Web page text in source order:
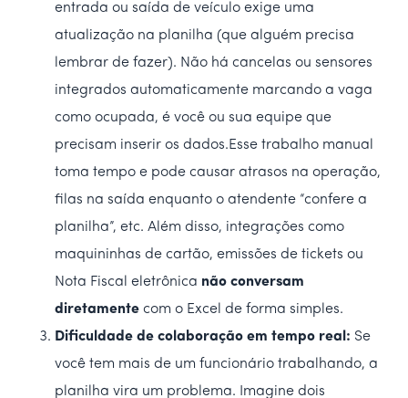
entrada ou saída de veículo exige uma
atualização na planilha (que alguém precisa
lembrar de fazer). Não há cancelas ou sensores
integrados automaticamente marcando a vaga
como ocupada, é você ou sua equipe que
precisam inserir os dados.Esse trabalho manual
toma tempo e pode causar atrasos na operação,
filas na saída enquanto o atendente “confere a
planilha”, etc. Além disso, integrações como
maquininhas de cartão, emissões de tickets ou
Nota Fiscal eletrônica não conversam
diretamente com o Excel de forma simples.
Dificuldade de colaboração em tempo real: Se
você tem mais de um funcionário trabalhando, a
planilha vira um problema. Imagine dois